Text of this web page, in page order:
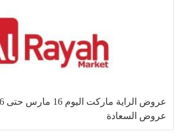
عروض السعادة